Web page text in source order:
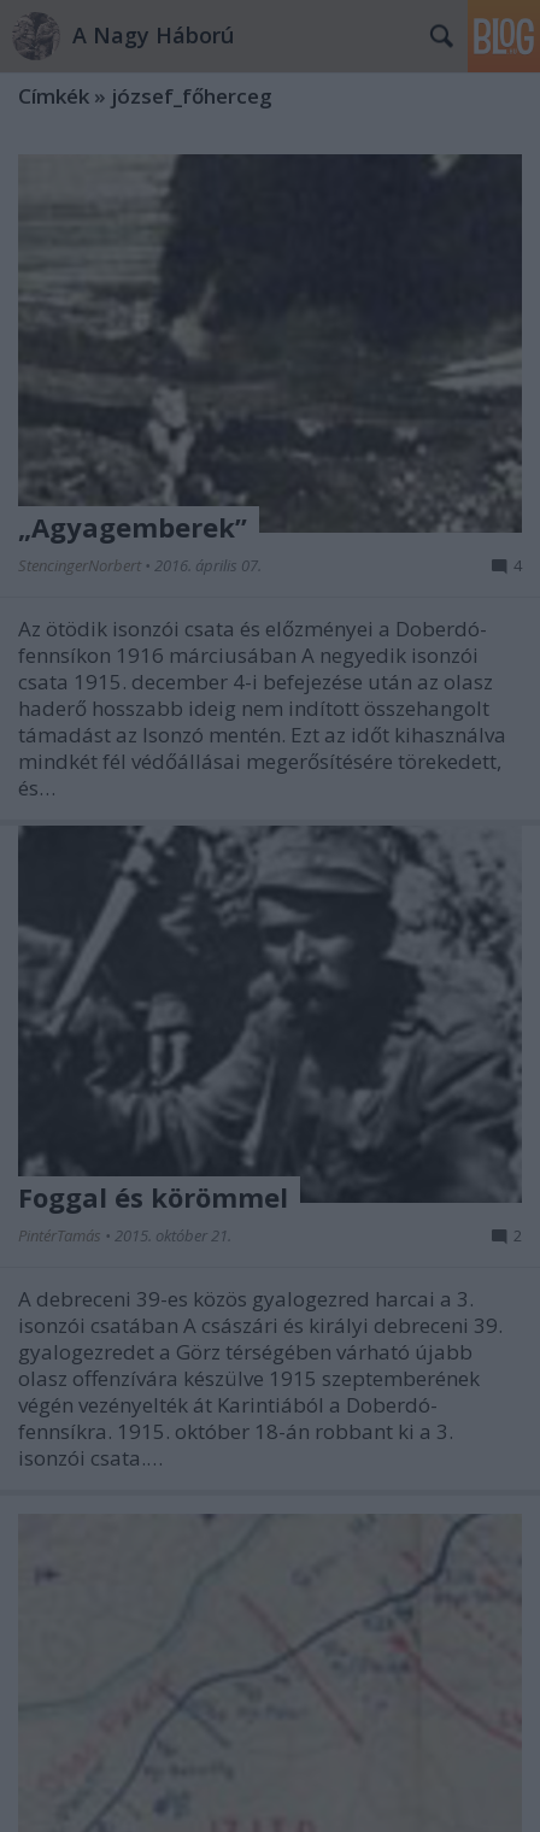
A Nagy Háború
Címkék » józsef_főherceg
„Agyagemberek”
StencingerNorbert • 2016. április 07. 4
Az ötödik isonzói csata és előzményei a Doberdó-
fennsíkon 1916 márciusában A negyedik isonzói
csata 1915. december 4-i befejezése után az olasz
haderő hosszabb ideig nem indított összehangolt
támadást az Isonzó mentén. Ezt az időt kihasználva
mindkét fél védőállásai megerősítésére törekedett,
és…
Foggal és körömmel
PintérTamás • 2015. október 21. 2
A debreceni 39-es közös gyalogezred harcai a 3.
isonzói csatában A császári és királyi debreceni 39.
gyalogezredet a Görz térségében várható újabb
olasz offenzívára készülve 1915 szeptemberének
végén vezényelték át Karintiából a Doberdó-
fennsíkra. 1915. október 18-án robbant ki a 3.
isonzói csata.…